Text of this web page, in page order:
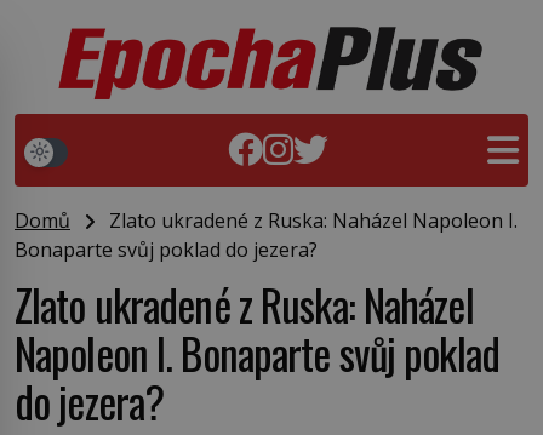
Domů
Zlato ukradené z Ruska: Naházel Napoleon I.
Bonaparte svůj poklad do jezera?
Zlato ukradené z Ruska: Naházel
Napoleon I. Bonaparte svůj poklad
do jezera?